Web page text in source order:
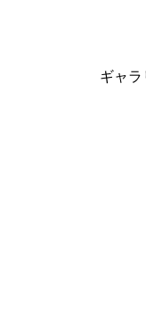
ギャラ